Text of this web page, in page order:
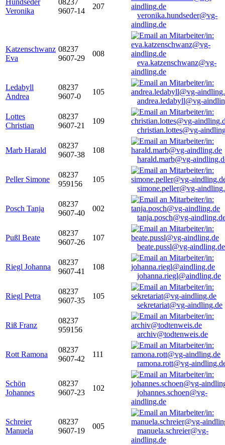
Hundseder
Veronika
08237
9607-14
207
veronika.hundseder@vg-
aindling.de
Katzenschwanz
Eva
08237
9607-29
008
eva.katzenschwanz@vg-
aindling.de
Ledabyll
Andrea
08237
9607-0
105
andrea.ledabyll@vg-
Lottes
Christian
08237
9607-21
109
christian.lottes@vg-
Marb Harald
08237
9607-38
108
harald.marb@vg-
Peller Simone
08237
959156
105
simone.peller@vg-
Posch Tanja
08237
9607-40
002
tanja.posch@vg-
Pußl Beate
08237
9607-26
107
beate.pussl@vg-aindling.de
Riegl Johanna
08237
9607-41
108
johanna.riegl@aindling.de
Riegl Petra
08237
9607-35
105
sekretariat@vg-aindling.de
Riß Franz
08237
959156
archiv@todtenweis.de
Rott Ramona
08237
9607-42
111
ramona.rott@vg-
Schön
Johannes
08237
9607-23
102
johannes.schoen@vg-
aindling.de
Schreier
Manuela
08237
9607-19
005
manuela.schreier@vg-
aindling.de